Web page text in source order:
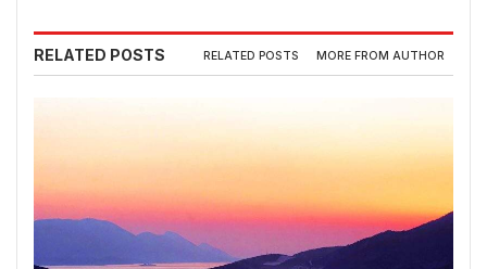
RELATED POSTS RELATED POSTS MORE FROM AUTHOR